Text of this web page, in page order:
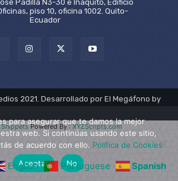
Padilla N3-30 e Iñaquito, Edificio
piso 10, oficina 1002. Quito-
Ecuador
2021. Desarrollado por El Megáfono by
English Portuguese Spanish
SnippetsPowered By :XYZScripts.com
para asegurar que te damos la mejor
web. Si continúas usando este sitio,
de acuerdo con ello. Política de Cookies
Aceptar
No